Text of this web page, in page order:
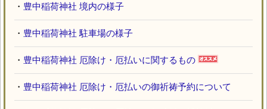
・ 豊中稲荷神社 境内の様子
・ 豊中稲荷神社 駐車場の様子
・ 豊中稲荷神社 厄除け・厄払いに関するもの
・ 豊中稲荷神社 厄除け・厄払いの御祈祷予約について